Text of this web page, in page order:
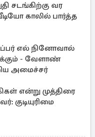
சடங்கிற்கு வர
காலில் பார்த்த
எல் நினோவால்
- வேளாண்
அமைச்சர்
என்று முத்திரை
குடியுரிமை